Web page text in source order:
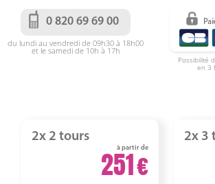
0 820 69 69 00
du lundi au vendredi de 09h30 à 18h00
et le samedi de 10h à 17h
Possibilité
en 3
2x 2 tours
à partir de
251
2x 3